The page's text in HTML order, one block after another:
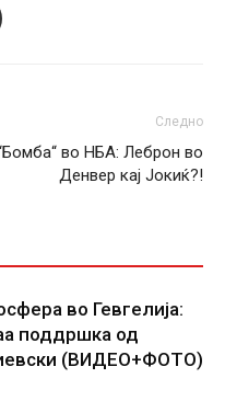
Следно
во НБА: Леброн во
Денвер кај Јокиќ?!
во Гевгелија:
поддршка од
(ВИДЕО+ФОТО)